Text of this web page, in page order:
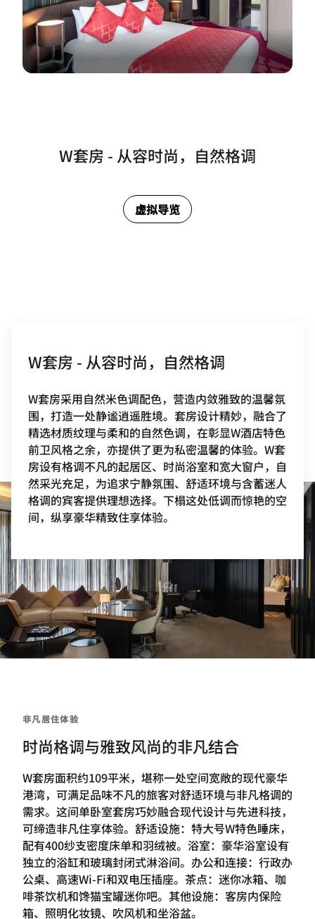
W套房 - 从容时尚，自然格调
虚拟导览
W套房 - 从容时尚，自然格调
W套房采用自然米色调配色，营造内敛雅致的温馨氛
围，打造一处静谧逍遥胜境。套房设计精妙，融合了
精选材质纹理与柔和的自然色调，在彰显W酒店特色
前卫风格之余，亦提供了更为私密温馨的体验。W套
房设有格调不凡的起居区、时尚浴室和宽大窗户，自
然采光充足，为追求宁静氛围、舒适环境与含蓄迷人
格调的宾客提供理想选择。下榻这处低调而惊艳的空
间，纵享豪华精致住享体验。
非凡居住体验
时尚格调与雅致风尚的非凡结合
W套房面积约109平米，堪称一处空间宽敞的现代豪华
港湾，可满足品味不凡的旅客对舒适环境与非凡格调的
需求。这间单卧室套房巧妙融合现代设计与先进科技，
可缔造非凡住享体验。舒适设施：特大号W特色睡床，
配有400纱支密度床单和羽绒被。浴室：豪华浴室设有
独立的浴缸和玻璃封闭式淋浴间。办公和连接：行政办
公桌、高速Wi-Fi和双电压插座。茶点：迷你冰箱、咖
啡茶饮机和馋猫宝罐迷你吧。其他设施：客房内保险
箱、照明化妆镜、吹风机和坐浴盆。